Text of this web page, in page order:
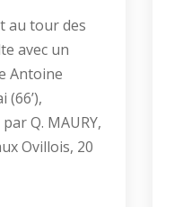
au tour des
avec un
Antoine
(66’),
Q. MAURY,
Ovillois, 20